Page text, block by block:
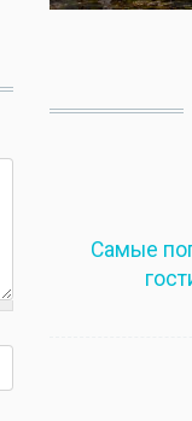
Самые